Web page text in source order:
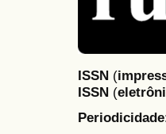
ISSN (
ISSN (
Periodicidade